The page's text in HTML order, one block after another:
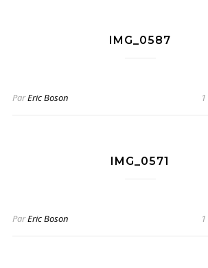
IMG_0587
ParEric Boson
IMG_0571
ParEric Boson